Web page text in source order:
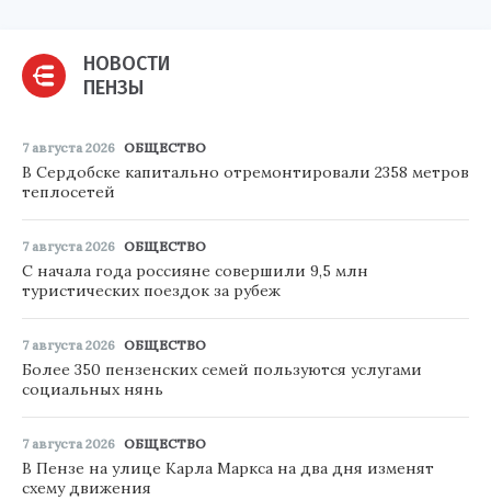
НОВОСТИ
ПЕНЗЫ
7 августа 2026 ОБЩЕСТВО
В Сердобске капитально отремонтировали 2358 метров
теплосетей
7 августа 2026 ОБЩЕСТВО
С начала года россияне совершили 9,5 млн
туристических поездок за рубеж
7 августа 2026 ОБЩЕСТВО
Более 350 пензенских семей пользуются услугами
социальных нянь
7 августа 2026 ОБЩЕСТВО
В Пензе на улице Карла Маркса на два дня изменят
схему движения